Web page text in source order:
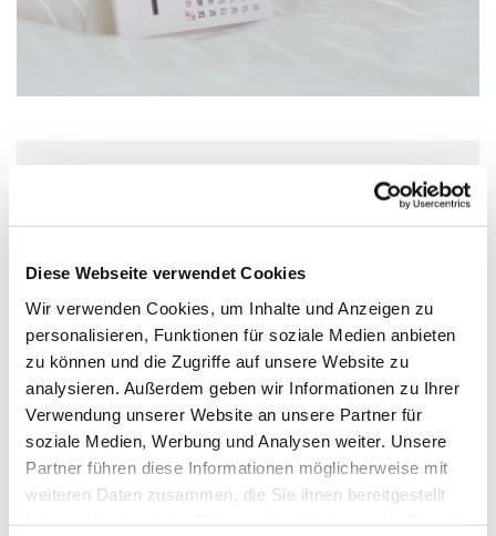
Diese Webseite verwendet Cookies
Wir verwenden Cookies, um Inhalte und Anzeigen zu
personalisieren, Funktionen für soziale Medien anbieten
zu können und die Zugriffe auf unsere Website zu
analysieren. Außerdem geben wir Informationen zu Ihrer
Verwendung unserer Website an unsere Partner für
soziale Medien, Werbung und Analysen weiter. Unsere
Partner führen diese Informationen möglicherweise mit
weiteren Daten zusammen, die Sie ihnen bereitgestellt
Mittwoch, 26. Mai 2027, 18:30 -
19:30 Uhr
Dies könnte Sie auch
interessieren